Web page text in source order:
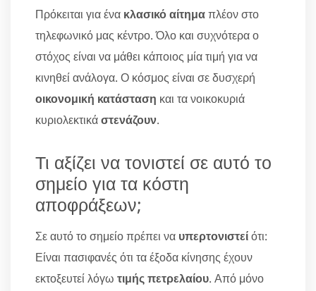
Πρόκειται για ένα κλασικό αίτημαπλέον στο
τηλεφωνικό μας κέντρο. Όλο και συχνότερα ο
στόχος είναι να μάθει κάποιος μία τιμή για να
κινηθεί ανάλογα. Ο κόσμος είναι σε δυσχερή
οικονομική κατάσταση και τα νοικοκυριά
κυριολεκτικάστενάζουν.
Τι αξίζει να τονιστεί σε αυτό το
σημείο για τα κόστη
αποφράξεων;
Σε αυτό το σημείο πρέπει να υπερτονιστείότι:
Είναι πασιφανές ότι τα έξοδα κίνησης έχουν
εκτοξευτεί λόγω τιμής πετρελαίου. Από μόνο